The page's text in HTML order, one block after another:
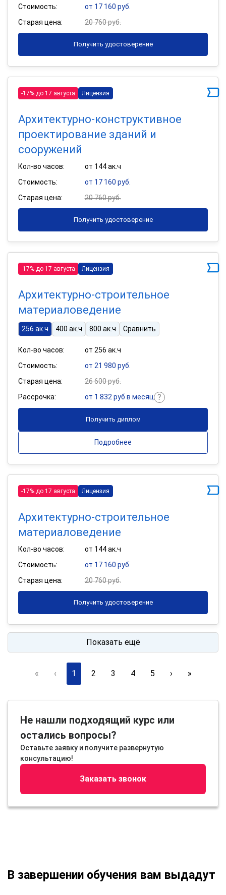
Стоимость:
от 17 160 руб.
Старая цена:
20 760 руб.
Получить удостоверение
-17% до 17 августа Лицензия
Архитектурно-конструктивное
проектирование зданий и
сооружений
Кол-во часов:
от 144 ак.ч
Стоимость:
от 17 160 руб.
Старая цена:
20 760 руб.
Получить удостоверение
-17% до 17 августа Лицензия
Архитектурно-строительное
материаловедение
256 ак.ч 400 ак.ч 800 ак.ч Сравнить
Кол-во часов:
от 256 ак.ч
Стоимость:
от 21 980 руб.
Старая цена:
26 600 руб.
Рассрочка:
от 1 832 руб в месяц
Получить диплом
Подробнее
-17% до 17 августа Лицензия
Архитектурно-строительное
материаловедение
Кол-во часов:
от 144 ак.ч
Стоимость:
от 17 160 руб.
Старая цена:
20 760 руб.
Получить удостоверение
Показать ещё
« ‹ 1 2 3 4 5 › »
Не нашли подходящий курс или
остались вопросы?
Оставьте заявку и получите развернутую
консультацию!
Заказать звонок
В завершении обучения вам выдадут